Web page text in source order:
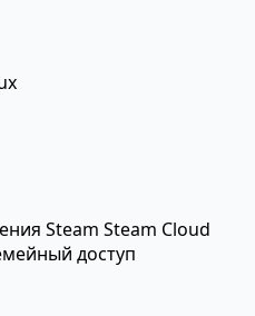
Steam Steam Cloud
доступ